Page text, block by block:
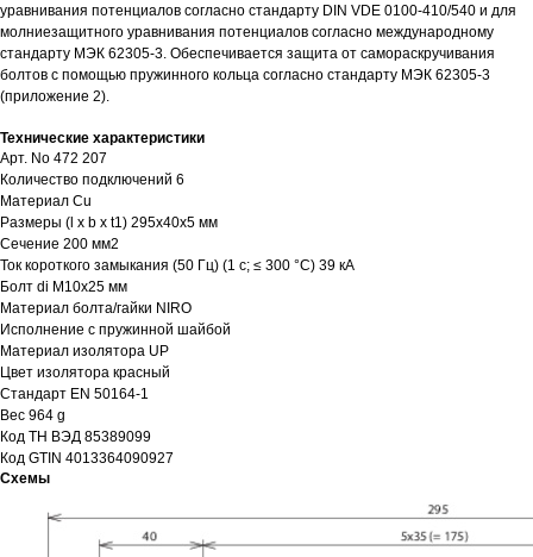
уравнивания потенциалов согласно стандарту DIN VDE 0100-410/540 и для
молниезащитного уравнивания потенциалов согласно международному
стандарту МЭК 62305-3. Обеспечивается защита от самораскручивания
болтов с помощью пружинного кольца согласно стандарту МЭК 62305-3
(приложение 2).
Технические характеристики
Арт. No 472 207
Количество подключений 6
Материал Cu
Размеры (l x b x t1) 295x40x5 мм
Сечение 200 мм2
Ток короткого замыкания (50 Гц) (1 с; ≤ 300 °C) 39 кА
Болт di M10x25 мм
Материал болта/гайки NIRO
Исполнение с пружинной шайбой
Материал изолятора UP
Цвет изолятора красный
Стандарт EN 50164-1
Вес 964 g
Код ТН ВЭД 85389099
Код GTIN 4013364090927
Схемы